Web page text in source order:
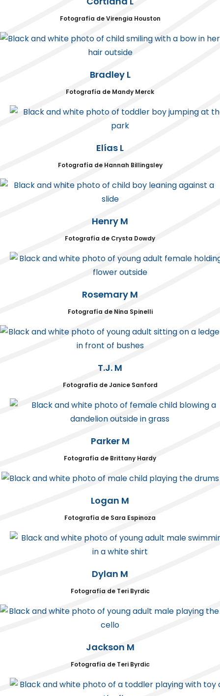
Fotografía de Virengia Houston
Bradley L
Fotografía de Mandy Merck
Elías L
Fotografía de Hannah Billingsley
Henry M
Fotografía de Crysta Dowdy
Rosemary M
Fotografía de Nina Spinelli
T.J. M
Fotografía de Janice Sanford
Parker M
Fotografía de Brittany Hardy
Logan M
Fotografía de Sara Espinoza
Dylan M
Fotografía de Teri Byrdic
Jackson M
Fotografía de Teri Byrdic